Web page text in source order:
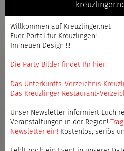
Willkommen auf Kreuzlinger.net
Euer Portal für Kreuzlingen!
Im neuen Design !!!
Die Party Bilder findet Ihr hier!
Das Unterkunfts-Verzeichnis
Das Kreuzlinger Restaurant-
Unser Newsletter informiert Euch
Veranstaltungen in der Region!
Newsletter ein! Kostenlos, seriös